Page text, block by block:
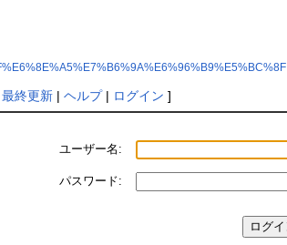
最終更新| ヘルプ| ログイン ]
ユーザー名:
パスワード: